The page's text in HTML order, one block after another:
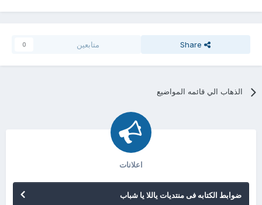
Share متابعين 0
الذهاب الي قائمه المواضيع
اعلانات
ضوابط الكتابه فى منتديات ياللا يا شباب